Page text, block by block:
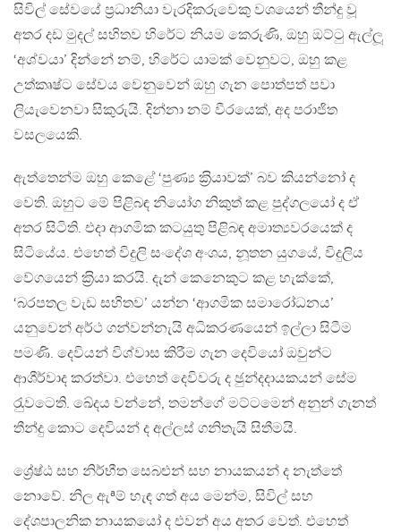
සිවිල් සේවයේ ප‍්‍රධානියා වැරදිකරුවෙකු වශයෙන් තීන්දු වූ
අතර දඩ මුදල් සහිතව හිරේට නියම කෙරුණි, ඔහු ඔට්ටු ඇල්ලූ
‘අශ්වයා’ දින්නේ නම්, හිරේට යාමක් වෙනුවට, ඔහු කළ
උත්කෘෂ්ට සේවය වෙනුවෙන් ඔහු ගැන පොත්පත් පවා
ලියැවෙනවා සිකුරුයි. දින්නා නම් වීරයෙක්, අද පරාජිත
වසලයෙකි.
ඇත්තෙන්ම ඔහු කෙළේ ‘පුණ්‍ය ක‍්‍රියාවක්’ බව කියන්නෝ ද
වෙති. ඔහුට මේ පිළිබඳ නියෝග නිකුත් කළ පුද්ගලයෝ ද ඒ
අතර සිටිති. එදා ආගමික කටයුතු පිළිබඳ අමාත්‍යවරයෙක් ද
සිටියේය. එහෙත් විදුලි සංදේශ අංශය, නූතන යුගයේ, විදුලිය
වේගයෙන් ක‍්‍රියා කරයි. දැන් කෙනෙකුට කළ හැක්කේ,
‘බරපතල වැඩ සහිතව’ යන්න ‘ආගමික සමාරෝධනය’
යනුවෙන් අර්ථ ගන්වන්නැයි අධිකරණයෙන් ඉල්ලා සිටීම
පමණි. දෙවියන් විශ්වාස කිරීම ගැන දෙවියෝ ඔවුන්ට
ආශීර්වාද කරත්වා. එහෙත් දෙවිවරු ද ඡුන්දදායකයන් සේම
රැුවටෙති. ඛේදය වන්නේ, තමන්ගේ මට්ටමෙන් අනුන් ගැනත්
තීන්දු කොට දෙවියන් ද අල්ලස් ගනිතැයි සිතීමයි.
ශ්‍රේෂ්ඨ සහ නිර්භීත සෙබළුන් සහ නායකයන් ද නැත්තේ
නොවේ. නිල ඇªම් හැඳ ගත් අය මෙන්ම, සිවිල් සහ
දේශපාලනික නායකයෝ ද එවන් අය අතර වෙත්. එහෙත්